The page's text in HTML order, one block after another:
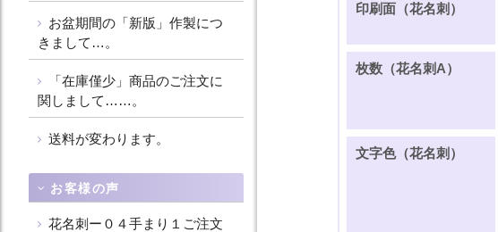
印刷面（花名刺）
枚数（花名刺A）
文字色（花名刺）
お盆期間の「新版」作製につ
きまして…。
「在庫僅少」商品のご注文に
関しまして……。
送料が変わります。
お客様の声
花名刺ー０４手まり１ご注文